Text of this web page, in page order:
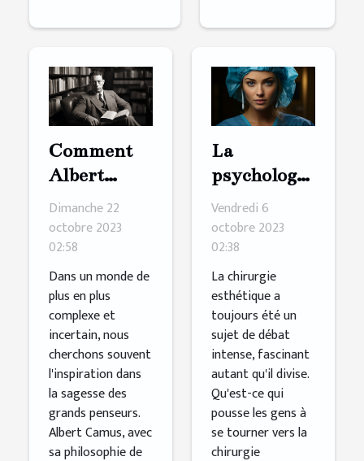
Comment
Albert
Camus
inspire les
jeunes
générations
à
réinventer
le monde
Dimanche 22
octobre 2023
02:58
Dans un monde de
plus en plus
complexe et
incertain, nous
cherchons souvent
l'inspiration dans
la sagesse des
grands penseurs.
Albert Camus, avec
sa philosophie de
La
psychologie
derrière le
désir de
chirurgie
esthétique
Vendredi 6
octobre 2023
02:38
La chirurgie
esthétique a
toujours été un
sujet de débat
intense, fascinant
autant qu'il divise.
Qu'est-ce qui
pousse les gens à
se tourner vers la
chirurgie